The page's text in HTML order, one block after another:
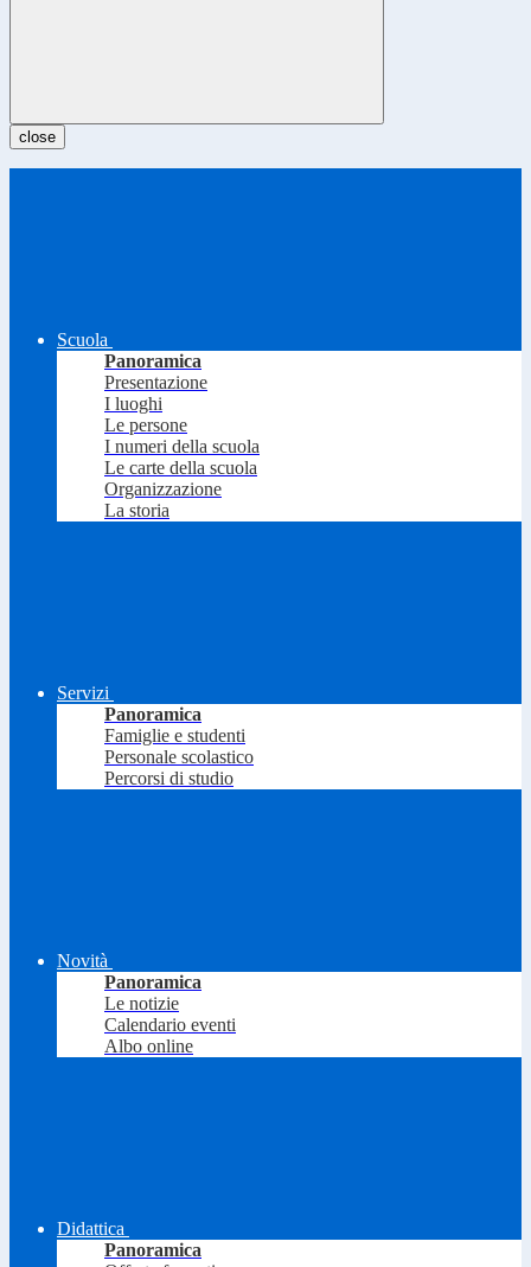
close
Scuola
Panoramica
Presentazione
I luoghi
Le persone
I numeri della scuola
Le carte della scuola
Organizzazione
La storia
Servizi
Panoramica
Famiglie e studenti
Personale scolastico
Percorsi di studio
Novità
Panoramica
Le notizie
Calendario eventi
Albo online
Didattica
Panoramica